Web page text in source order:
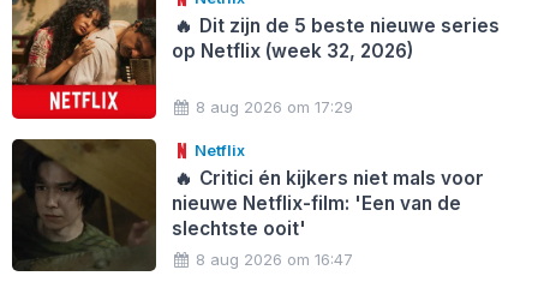
🔥 Dit zijn de 5 beste nieuwe series
op Netflix (week 32, 2026)
8 aug 2026 om 17:29
Netflix
🔥 Critici én kijkers niet mals voor
nieuwe Netflix-film: 'Een van de
slechtste ooit'
8 aug 2026 om 16:47